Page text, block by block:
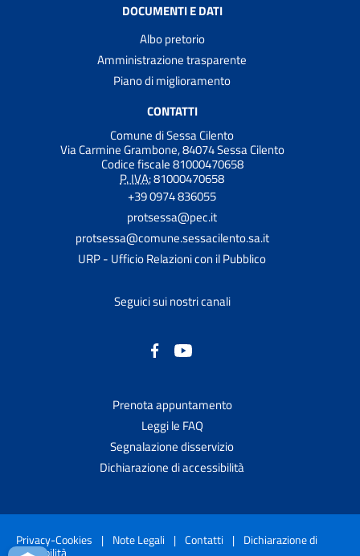
DOCUMENTI E DATI
Albo pretorio
Amministrazione trasparente
Piano di miglioramento
CONTATTI
Comune di Sessa Cilento
Via Carmine Grambone, 84074 Sessa Cilento
Codice fiscale 81000470658
P. IVA:81000470658
+39 0974 836055
protsessa@pec.it
protsessa@comune.sessacilento.sa.it
URP - Ufficio Relazioni con il Pubblico
Seguici sui nostri canali
Prenota appuntamento
Leggi le FAQ
Segnalazione disservizio
Dichiarazione di accessibilità
Privacy-Cookies | Note Legali | Contatti | Dichiarazione di